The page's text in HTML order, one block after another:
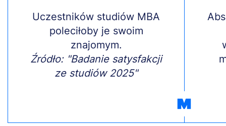
Treść
Uczestników studiów MBA
poleciłoby je swoim
znajomym.
Źródło: "Badanie satysfakcji
ze studiów 2025"